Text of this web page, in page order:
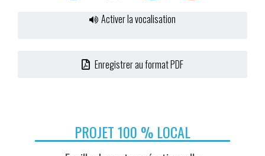
Activer la vocalisation
Enregistrer au format PDF
PROJET 100 % LOCAL